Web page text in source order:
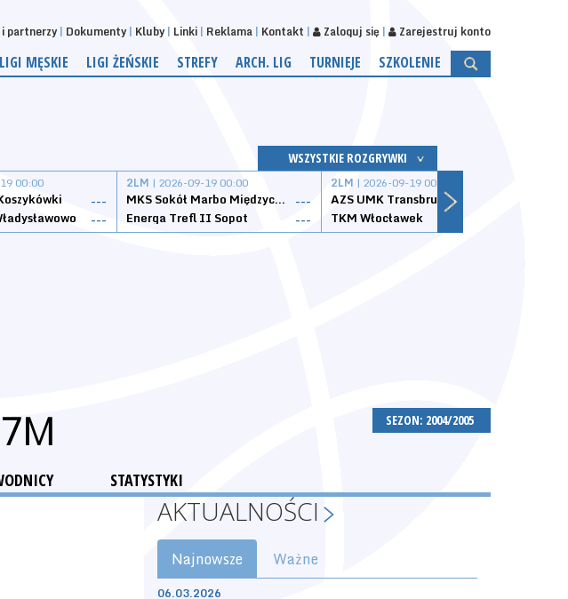
i partnerzy Dokumenty Kluby Linki Reklama Kontakt Zaloguj się Zarejestruj konto
LIGI MĘSKIE LIGI ŻEŃSKIE STREFY ARCH. LIG TURNIEJE SZKOLENIE
WSZYSTKIE ROZGRYWKI
00:00
---
---
2LM | 2026-09-19 00:00
MKS Sokół Marbo Międzychód ---
Energa Trefl II Sopot
---
2LM | 2026-09-19 00:00
AZS UMK Transbruk Toruń
TKM Włocławek
SEZON: 2004/2005
STATYSTYKI
AKTUALNOŚCI
Najnowsze Ważne
06.03.2026